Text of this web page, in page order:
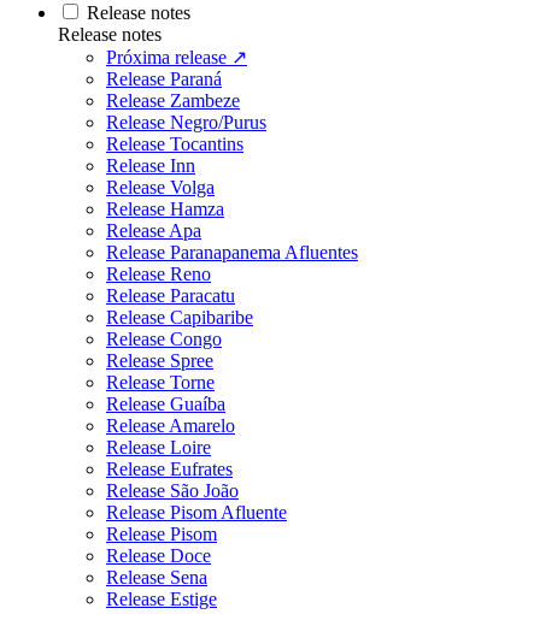
Release notes
Release notes
Próxima release ↗
Release Paraná
Release Zambeze
Release Negro/Purus
Release Tocantins
Release Inn
Release Volga
Release Hamza
Release Apa
Release Paranapanema Afluentes
Release Reno
Release Paracatu
Release Capibaribe
Release Congo
Release Spree
Release Torne
Release Guaíba
Release Amarelo
Release Loire
Release Eufrates
Release São João
Release Pisom Afluente
Release Pisom
Release Doce
Release Sena
Release Estige